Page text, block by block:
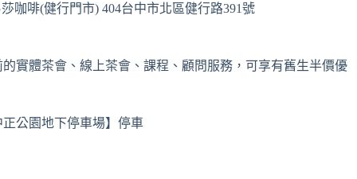
咖啡(健行門市) 404台中市北區健行路391號
實體茶會、線上茶會、課程、顧問服務，可享有舊生半價優
公園地下停車場】停車